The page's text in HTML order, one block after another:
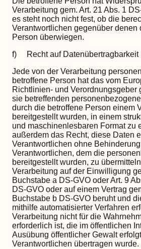
Verarbeitung gem. Art. 21 Abs. 1
es steht noch nicht fest, ob die
Verantwortlichen gegenüber denen
Person überwiegen.
f) Recht auf Datenübertragbarkeit
Jede von der Verarbeitung
betroffene Person hat das vom
Richtlinien- und Verordnungsgeber
sie betreffenden
durch die betroffene Person einem
bereitgestellt wurden, in einem
und maschinenlesbaren Format zu
außerdem das Recht, diese Daten
Verantwortlichen ohne
Verantwortlichen, dem die
bereitgestellt wurden, zu
Verarbeitung auf der Einwilligung
Buchstabe a DS-GVO oder Art. 9
DS-GVO oder auf einem Vertrag
Buchstabe b DS-GVO beruht und
mithilfe automatisierter Verfahren
Verarbeitung nicht für die
erforderlich ist, die im öffentlichen
Ausübung öffentlicher Gewalt
Verantwortlichen übertragen wurde.